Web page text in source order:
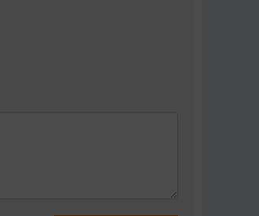
in ấn nhanh, chức năng đa